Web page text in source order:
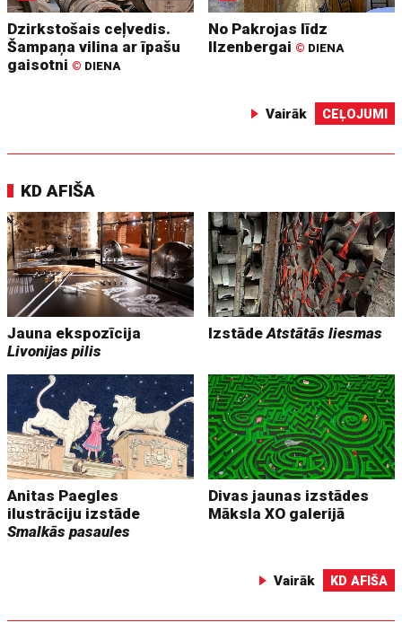
Dzirkstošais ceļvedis.
Šampaņa vilina ar īpašu
gaisotni © DIENA
No Pakrojas līdz
Ilzenbergai © DIENA
Vairāk CEĻOJUMI
KD AFIŠA
Jauna ekspozīcija
Livonijas pilis
IzstādeAtstātās liesmas
Anitas Paegles
ilustrāciju izstāde
Smalkās pasaules
Divas jaunas izstādes
Māksla XO galerijā
Vairāk KD AFIŠA